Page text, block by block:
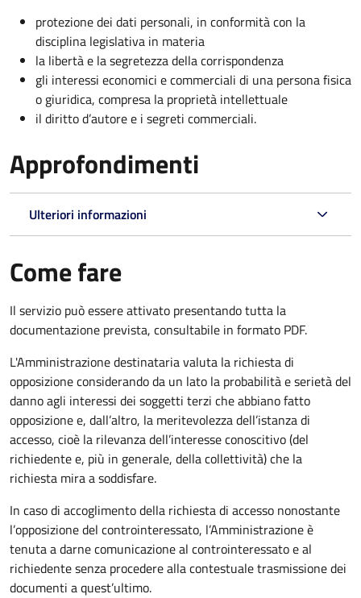
protezione dei dati personali, in conformità con la
disciplina legislativa in materia
la libertà e la segretezza della corrispondenza
gli interessi economici e commerciali di una persona fisica
o giuridica, compresa la proprietà intellettuale
il diritto d’autore e i segreti commerciali.
Approfondimenti
Ulteriori informazioni
Come fare
Il servizio può essere attivato presentando tutta la
documentazione prevista, consultabile in formato PDF.
L'Amministrazione destinataria valuta la richiesta di
opposizione considerando da un lato la probabilità e serietà del
danno agli interessi dei soggetti terzi che abbiano fatto
opposizione e, dall’altro, la meritevolezza dell’istanza di
accesso, cioè la rilevanza dell’interesse conoscitivo (del
richiedente e, più in generale, della collettività) che la
richiesta mira a soddisfare.
In caso di accoglimento della richiesta di accesso nonostante
l’opposizione del controinteressato, l’Amministrazione è
tenuta a darne comunicazione al controinteressato e al
richiedente senza procedere alla contestuale trasmissione dei
documenti a quest’ultimo.